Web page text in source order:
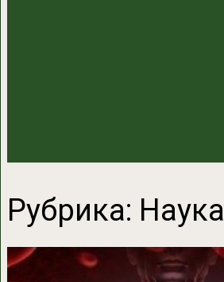
Рубрика: Наука